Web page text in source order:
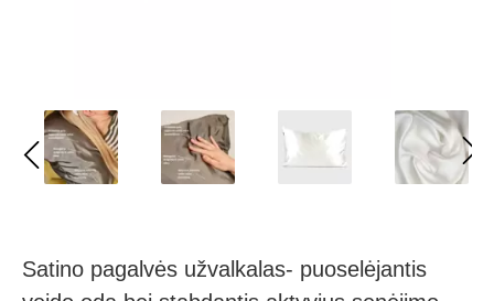
Satino pagalvės užvalkalas- puoselėjantis